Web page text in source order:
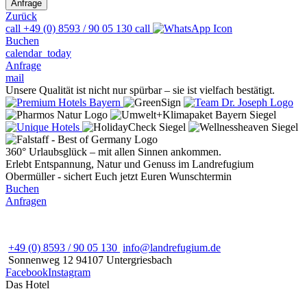
Zurück
call +49 (0) 8593 / 90 05 130 call
Buchen
calendar_today
Anfrage
mail
Unsere Qualität ist nicht nur spürbar – sie ist vielfach bestätigt.
360° Urlaubsglück – mit allen Sinnen ankommen.
Erlebt Entspannung, Natur und Genuss im Landrefugium
Obermüller - sichert Euch jetzt Euren Wunschtermin
Buchen
Anfragen
+49 (0) 8593 / 90 05 130 info@landrefugium.de
Sonnenweg 12 94107 Untergriesbach
FacebookInstagram
Das Hotel